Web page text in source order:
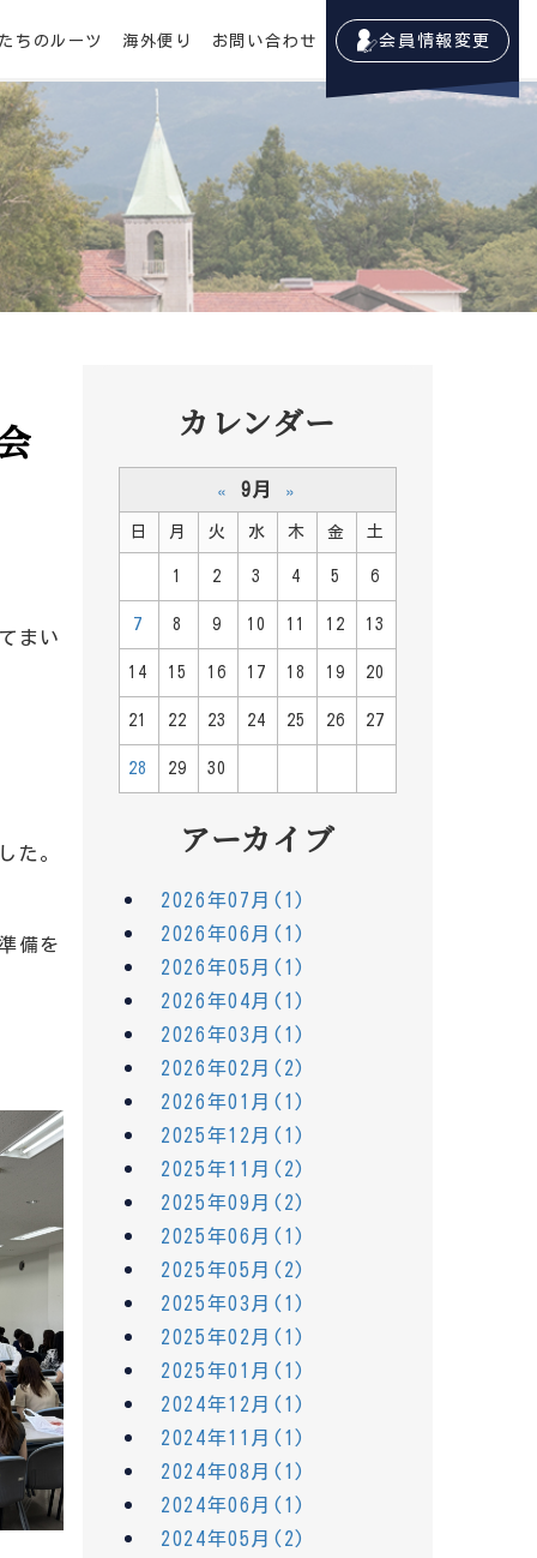
ちのルーツ 海外便り お問い合わせ 会員情報変更
まい
た。
備を
カレンダー
« 9月 »
日 月 火 水 木 金 土
1 2 3 4 5 6
7 8 9 10 11 12 13
14 15 16 17 18 19 20
21 22 23 24 25 26 27
28 29 30
アーカイブ
2026年07月(1)
2026年06月(1)
2026年05月(1)
2026年04月(1)
2026年03月(1)
2026年02月(2)
2026年01月(1)
2025年12月(1)
2025年11月(2)
2025年09月(2)
2025年06月(1)
2025年05月(2)
2025年03月(1)
2025年02月(1)
2025年01月(1)
2024年12月(1)
2024年11月(1)
2024年08月(1)
2024年06月(1)
2024年05月(2)